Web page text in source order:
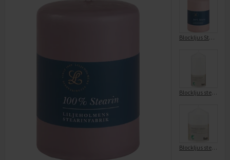
Blockljus Stearin 10x6,8 Dimrosa
Blockljus stearin
Blockljus stearin